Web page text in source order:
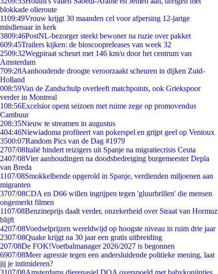
blokkade olieroute
1109:49Vrouw krijgt 30 maanden cel voor afpersing 12-jarige
misdienaar in kerk
3809:46PostNL-bezorger steekt bewoner na ruzie over pakket
609:45Trailers kijken: de bioscoopreleases van week 32
2509:32Wegpiraat scheurt met 146 km/u door het centrum van
Amsterdam
709:28Aanhoudende droogte veroorzaakt scheuren in dijken Zuid-
Holland
008:59Van de Zandschulp overleeft matchpoints, ook Griekspoor
verder in Montreal
108:56Excelsior opent seizoen met ruime zege op promovendus
Cambuur
208:35Nieuw te streamen in augustus
404:46Niewiadoma profiteert van pokerspel en grijpt geel op Ventoux
3500:07Random Pics van de Dag #1979
2707/08Italië hindert reizigers uit Spanje na migratiecrisis Ceuta
2407/08Vier aanhoudingen na doodsbedreiging burgemeester Depla
van Breda
1107/08Smokkelbende opgerold in Spanje, verdienden miljoenen aan
migranten
3707/08CDA en D66 willen ingrijpen tegen 'gluurbrillen' die mensen
ongemerkt filmen
1107/08Benzineprijs daalt verder, onzekerheid over Straat van Hormuz
blijft
4207/08Voedselprijzen wereldwijd op hoogste niveau in ruim drie jaar
2307/08Quake krijgt na 30 jaar een gratis uitbreiding
207/08De FOK!Voetbalmanager 2026/2027 is begonnen
6907/08Meer agressie tegen een andersluidende politieke mening, laat
jij je intimideren?
3107/08Amsterdams dierenasiel DOA overspoeld met babykonijntjes